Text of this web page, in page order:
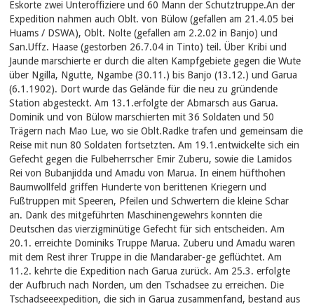
Eskorte zwei Unteroffiziere und 60 Mann der Schutztruppe.An der
Expedition nahmen auch Oblt. von Bülow (gefallen am 21.4.05 bei
Huams / DSWA), Oblt. Nolte (gefallen am 2.2.02 in Banjo) und
San.Uffz. Haase (gestorben 26.7.04 in Tinto) teil. Über Kribi und
Jaunde marschierte er durch die alten Kampfgebiete gegen die Wute
über Ngilla, Ngutte, Ngambe (30.11.) bis Banjo (13.12.) und Garua
(6.1.1902). Dort wurde das Gelände für die neu zu gründende
Station abgesteckt. Am 13.1.erfolgte der Abmarsch aus Garua.
Dominik und von Bülow marschierten mit 36 Soldaten und 50
Trägern nach Mao Lue, wo sie Oblt.Radke trafen und gemeinsam die
Reise mit nun 80 Soldaten fortsetzten. Am 19.1.entwickelte sich ein
Gefecht gegen die Fulbeherrscher Emir Zuberu, sowie die Lamidos
Rei von Bubanjidda und Amadu von Marua. In einem hüfthohen
Baumwollfeld griffen Hunderte von berittenen Kriegern und
Fußtruppen mit Speeren, Pfeilen und Schwertern die kleine Schar
an. Dank des mitgeführten Maschinengewehrs konnten die
Deutschen das vierzigminütige Gefecht für sich entscheiden. Am
20.1. erreichte Dominiks Truppe Marua. Zuberu und Amadu waren
mit dem Rest ihrer Truppe in die Mandaraber-ge geflüchtet. Am
11.2. kehrte die Expedition nach Garua zurück. Am 25.3. erfolgte
der Aufbruch nach Norden, um den Tschadsee zu erreichen. Die
Tschadseeexpedition, die sich in Garua zusammenfand, bestand aus